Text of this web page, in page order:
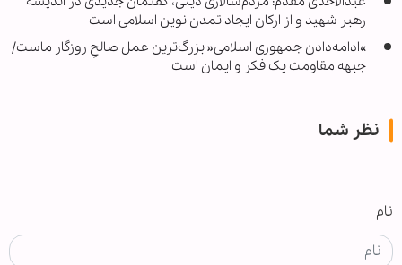
رهبر شهید و از ارکان ایجاد تمدن نوین اسلامی است
»ادامه‌دادن جمهوری اسلامی« بزرگ‌ترین عمل صالحِ روزگار ماست/
جبهه مقاومت یک فکر و ایمان است
نظر شما
نام